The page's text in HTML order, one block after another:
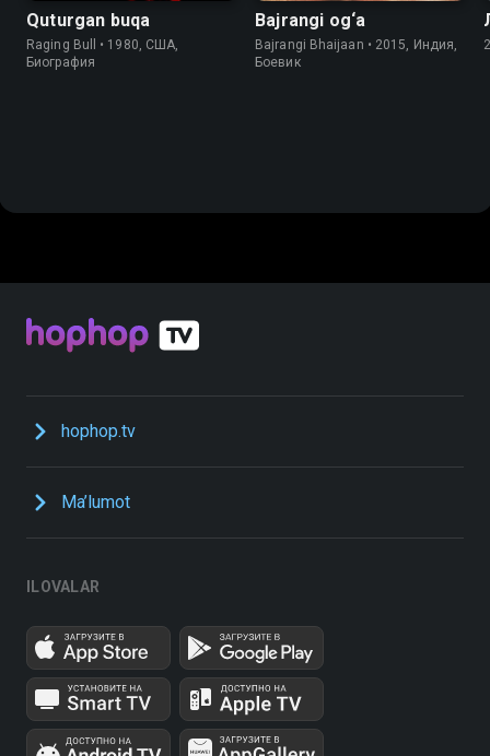
Quturgan buqa
Raging Bull • 1980, США,
Биография
Bajrangi og‘a
Bajrangi Bhaijaan • 2015, Индия,
Боевик
hophop.tv
Ma’lumot
ILOVALAR